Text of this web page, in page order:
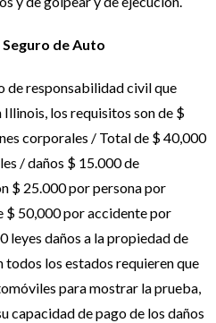
de Auto
de responsabilidad civil que
Illinois, los requisitos son de $
corporales / Total de $ 40,000
/ daños $ 15.000 de
$ 25.000 por persona por
$ 50,000 por accidente por
leyes daños a la propiedad de
los estados requieren que
para mostrar la prueba,
capacidad de pago de los daños